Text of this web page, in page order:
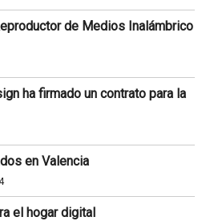
de Medios Inalámbrico
ha firmado un contrato para la
en Valencia
el hogar digital